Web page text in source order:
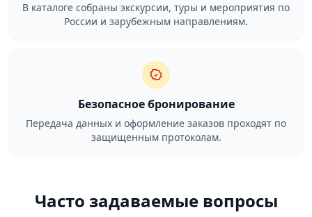
В каталоге собраны экскурсии, туры и мероприятия по
России и зарубежным направлениям.
Безопасное бронирование
Передача данных и оформление заказов проходят по
защищенным протоколам.
Часто задаваемые вопросы